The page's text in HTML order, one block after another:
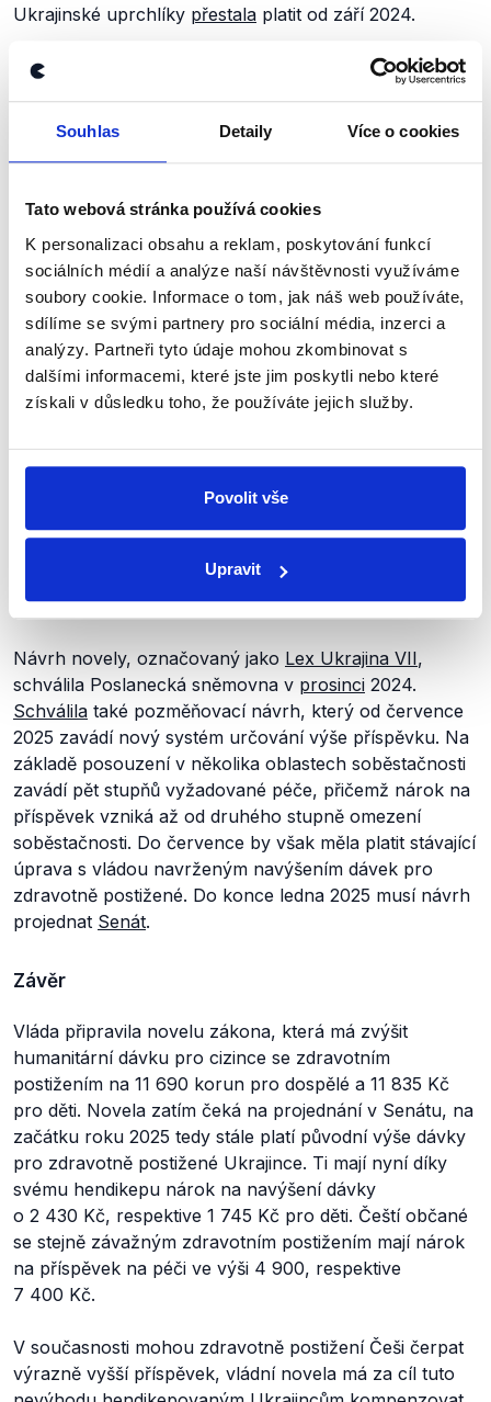
Souhlas Detaily Více o cookies
Tato webová stránka používá cookies
K personalizaci obsahu a reklam, poskytování funkcí
sociálních médií a analýze naší návštěvnosti využíváme
soubory cookie. Informace o tom, jak náš web používáte,
sdílíme se svými partnery pro sociální média, inzerci a
analýzy. Partneři tyto údaje mohou zkombinovat s
dalšími informacemi, které jste jim poskytli nebo které
získali v důsledku toho, že používáte jejich služby.
Povolit vše
Upravit
Ukrajinské uprchlíky přestala platit od září 2024.
V důvodové zprávě návrhu pak stojí, že zvýšení
ochranou, kteří jinak nemají nárok na příspěvek na
péči. Dávka se zvyšuje o částku, která v té době
odpovídala výši příspěvku pro osoby s
stupněm závislosti. Ten byl vybrán, protože právě
z celkového počtu zdravotně postižených cizinců na
území ČR (.pdf, str. 21 z 82).
Návrh novely, označovaný jako Lex Ukrajina VII,
schválila Poslanecká sněmovna v prosinci 2024.
Schválila také pozměňovací návrh, který od července
2025 zavádí nový systém určování výše příspěvku. Na
základě posouzení v několika oblastech soběstačnosti
zavádí pět stupňů vyžadované péče, přičemž nárok na
příspěvek vzniká až od druhého stupně omezení
soběstačnosti. Do července by však měla platit stávající
úprava s vládou navrženým navýšením dávek pro
zdravotně postižené. Do konce ledna 2025 musí návrh
projednat Senát.
Závěr
Vláda připravila novelu zákona, která má zvýšit
humanitární dávku pro cizince se zdravotním
postižením na 11 690 korun pro dospělé a 11 835 Kč
pro děti. Novela zatím čeká na projednání v Senátu, na
začátku roku 2025 tedy stále platí původní výše dávky
pro zdravotně postižené Ukrajince. Ti mají nyní díky
svému hendikepu nárok na navýšení dávky
o 2 430 Kč, respektive 1 745 Kč pro děti. Čeští občané
se stejně závažným zdravotním postižením mají nárok
na příspěvek na péči ve výši 4 900, respektive
7 400 Kč.
V současnosti mohou zdravotně postižení Češi čerpat
výrazně vyšší příspěvek, vládní novela má za cíl tuto